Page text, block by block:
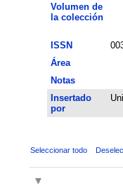
Volumen de
la colección
ISSN
Área
Notas
Insertado
por
Seleccionar todo